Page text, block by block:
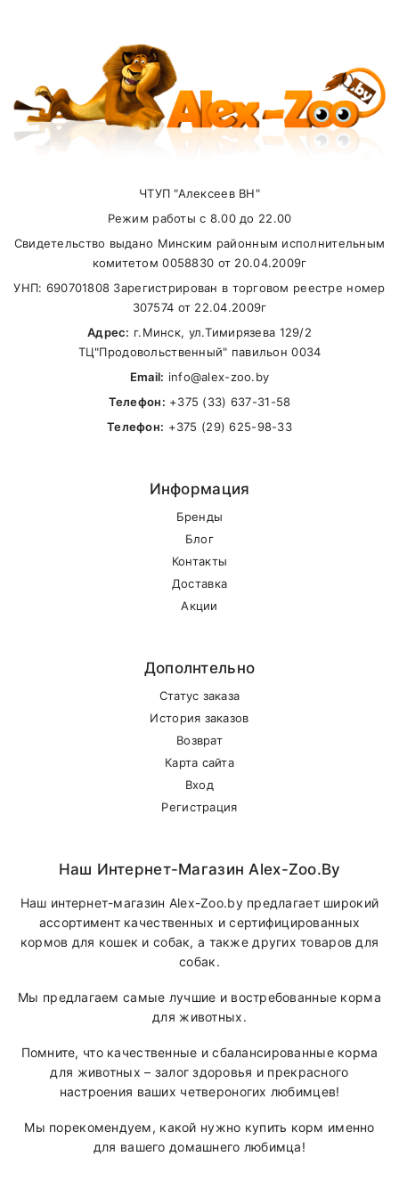
Внимание стоимость доставки зависит от
суммы заказа.
Самовывоз
В другие города Беларуси
ЧТУП "Алексеев ВН"
Режим работы с 8.00 до 22.00
Свидетельство выдано Минским районным исполнительным
комитетом 0058830 от 20.04.2009г
УНП: 690701808 Зарегистрирован в торговом реестре номер
307574 от 22.04.2009г
Адрес: г.Минск, ул.Тимирязева 129/2
ТЦ"Продовольственный" павильон 0034
Email: info@alex-zoo.by
Телефон: +375 (33) 637-31-58
Телефон: +375 (29) 625-98-33
Информация
Бренды
Блог
Контакты
Доставка
Акции
Дополнтельно
Статус заказа
История заказов
Возврат
Карта сайта
Вход
Регистрация
Наш Интернет-Магазин Alex-Zoo.by
Наш интернет-магазин Alex-Zoo.by предлагает широкий
ассортимент качественных и сертифицированных
кормов для кошек и собак, а также других товаров для
собак.
Мы предлагаем самые лучшие и востребованные корма
для животных.
Помните, что качественные и сбалансированные корма
для животных – залог здоровья и прекрасного
настроения ваших четвероногих любимцев!
Мы порекомендуем, какой нужно купить корм именно
для вашего домашнего любимца!